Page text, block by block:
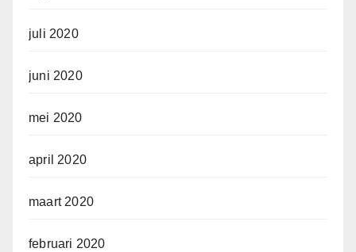
juli 2020
juni 2020
mei 2020
april 2020
maart 2020
februari 2020